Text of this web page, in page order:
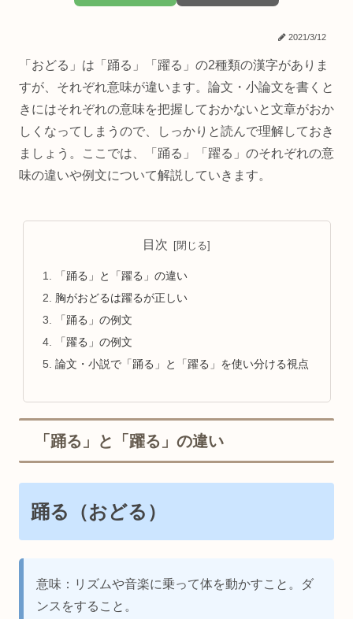
2021/3/12
「おどる」は「踊る」「躍る」の2種類の漢字がありま
すが、それぞれ意味が違います。論文・小論文を書くと
きにはそれぞれの意味を把握しておかないと文章がおか
しくなってしまうので、しっかりと読んで理解しておき
ましょう。ここでは、「踊る」「躍る」のそれぞれの意
味の違いや例文について解説していきます。
目次
「踊る」と「躍る」の違い
胸がおどるは躍るが正しい
「踊る」の例文
「躍る」の例文
論文・小説で「踊る」と「躍る」を使い分ける視点
「踊る」と「躍る」の違い
踊る（おどる）
意味：リズムや音楽に乗って体を動かすこと。ダ
ンスをすること。